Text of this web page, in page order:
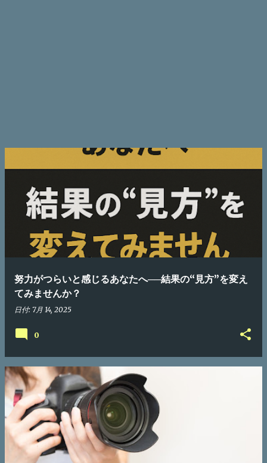
努力がつらいと感じるあなたへ──結果の“見方”を変え
てみませんか？
日付: 7月 14, 2025
0